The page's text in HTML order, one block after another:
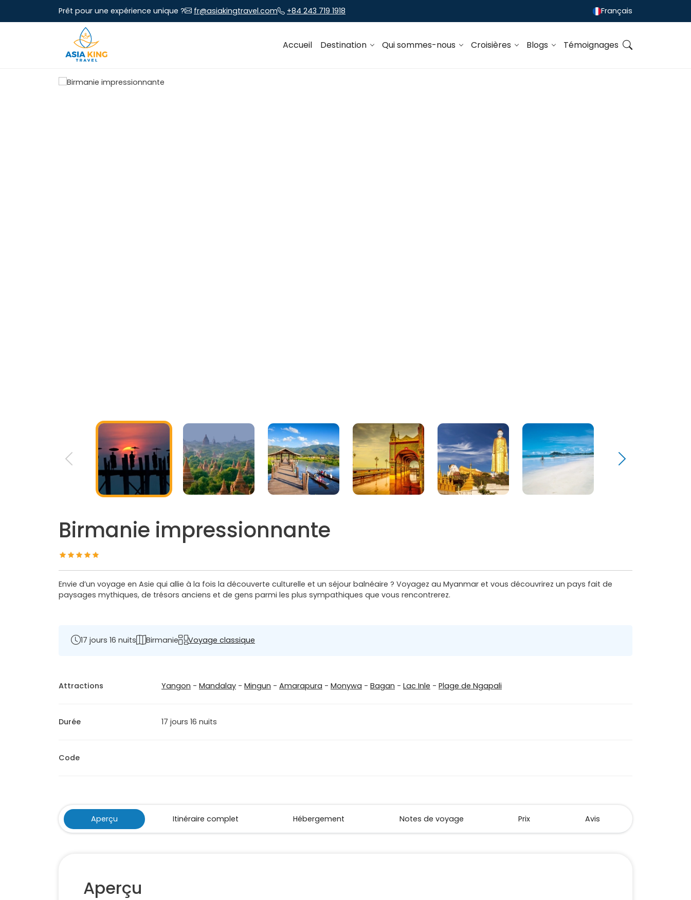
Prêt pour une expérience unique ? fr@asiakingtravel.com +84 243 719 1918 Français
Accueil Destination Qui sommes-nous Croisières Blogs Témoignages
Birmanie impressionnante
Envie d’un voyage en Asie qui allie à la fois la découverte culturelle et un séjour balnéaire ? Voyagez au Myanmar et vous découvrirez un pays fait de
paysages mythiques, de trésors anciens et de gens parmi les plus sympathiques que vous rencontrerez.
17 jours 16 nuits Birmanie Voyage classique
Attractions Yangon - Mandalay - Mingun - Amarapura - Monywa - Bagan - Lac Inle - Plage de Ngapali
Durée 17 jours 16 nuits
Code
Aperçu Itinéraire complet Hébergement Notes de voyage Prix Avis
Aperçu